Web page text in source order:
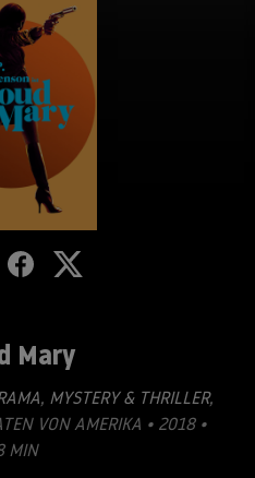
Mary
, MYSTERY & THRILLER,
VON AMERIKA • 2018 •
MIN